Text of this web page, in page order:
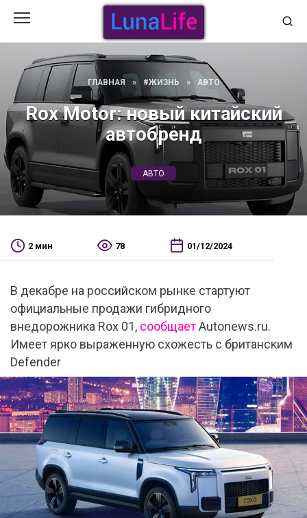
содержанию
ГЛАВНАЯ » #ЖИЗНЬ » АВТО
Rox Motor: новый китайский
автобренд
АВТО
2 мин 78 01/12/2024
В декабре на российском рынке стартуют
официальные продажи гибридного
внедорожника Rox 01, сообщаетAutonews.ru.
Имеет ярко выраженную схожесть с британским
Defender